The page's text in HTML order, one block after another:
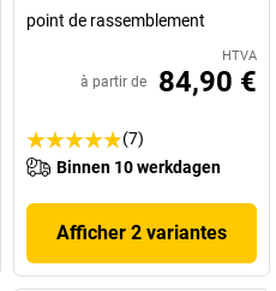
point de rassemblement
HTVA
à partir de 84,90 €
(7)
Binnen 10 werkdagen
Afficher 2 variantes